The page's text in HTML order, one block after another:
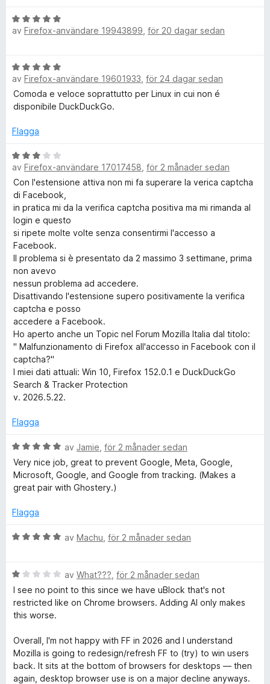
u
c
k
D
u
c
k
G
o
S
e
a
r
c
&
T
a
c
k
e
r
5
a
a
t
a
v
5
B
e
g
s
a
t
5
v
5
av Firefox-användare 19943899 för 20 dagar sedan
B
e
t
y
s
t
t
5
a
v
5
av Firefox-användare 19601933 för 24 dagar sedan
Comoda e veloce soprattutto per Linux in cui non é
disponibile DuckDuckGo.
Flagga
B
e
t
y
g
s
a
t
t
3
a
v
5
av Firefox-användare 17017458 för 2 månader sedan
Con l'estensione attiva non mi fa superare la verica captcha
di Facebook,
in pratica mi da la verifica captcha positiva ma mi rimanda al
login e questo
si ripete molte volte senza consentirmi l'accesso a
Facebook.
Il problema si è presentato da 2 massimo 3 settimane, prima
non avevo
nessun problema ad accedere.
Disattivando l'estensione supero positivamente la verifica
captcha e posso
accedere a Facebook.
Ho aperto anche un Topic nel Forum Mozilla Italia dal titolo:
" Malfunzionamento di Firefox all'accesso in Facebook con il
captcha?"
I miei dati attuali: Win 10, Firefox 152.0.1 e DuckDuckGo
Search & Tracker Protection
v. 2026.5.22.
Flagga
B
e
t
y
s
t
a
v
av Jamie för 2 månader sedan
Very nice job, great to prevent Google, Meta, Google,
Microsoft, Google, and Google from tracking. (Makes a
great pair with Ghostery.)
Flagga
B
y
g
s
a
t
5
a
v
av Machu för 2 månader sedan
B
e
t
y
s
a
t
t
av What??? för 2 månader sedan
I see no point to this since we have uBlock that's not
restricted like on Chrome browsers. Adding AI only makes
this worse.
Overall, I'm not happy with FF in 2026 and I understand
Mozilla is going to redesign/refresh FF to (try) to win users
back. It sits at the bottom of browsers for desktops — then
again, desktop browser use is on a major decline anyways.